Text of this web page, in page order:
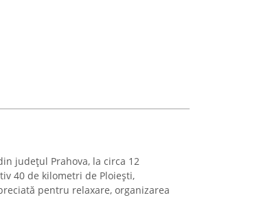
județul Prahova, la circa 12
40 de kilometri de Ploiești,
pentru relaxare, organizarea